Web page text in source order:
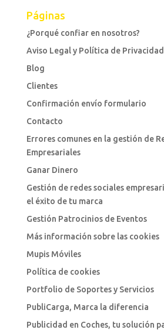
Páginas
¿Porqué confiar en nosotros?
Aviso Legal y Política de Privacidad
Blog
Clientes
Confirmación envío formulario
Contacto
Errores comunes en la gestión de
Empresariales
Ganar Dinero
Gestión de redes sociales
el éxito de tu marca
Gestión Patrocinios de Eventos
Más información sobre las cookies
Mupis Móviles
Política de cookies
Portfolio de Soportes y Servicios
PubliCarga, Marca la diferencia
Publicidad en Coches, tu solución